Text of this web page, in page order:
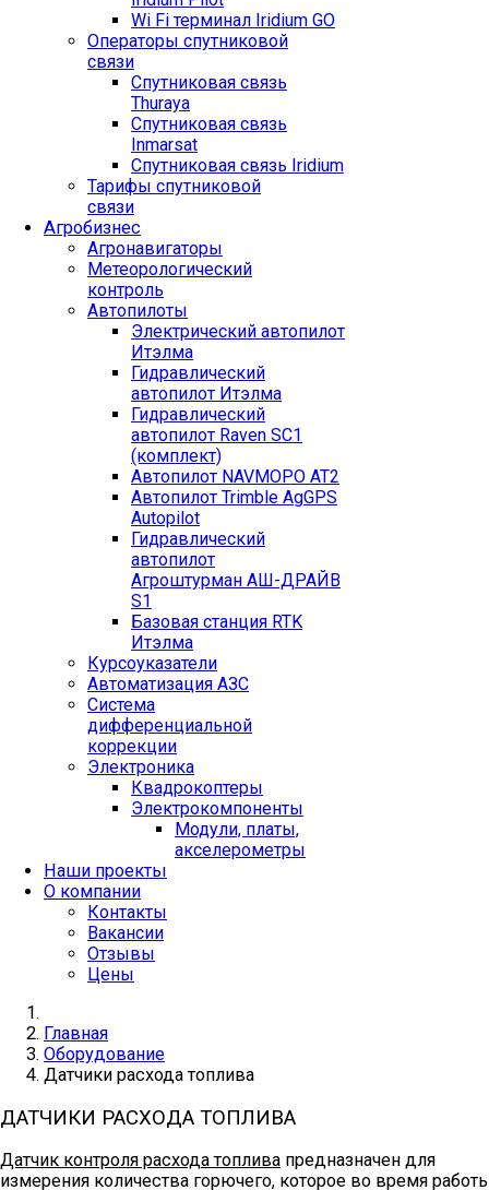
Wi Fi терминал Iridium GO
Операторы спутниковой
связи
Спутниковая связь
Thuraya
Спутниковая связь
Inmarsat
Спутниковая связь Iridium
Тарифы спутниковой
связи
Агробизнес
Агронавигаторы
Метеорологический
контроль
Автопилоты
Электрический автопилот
Итэлма
Гидравлический
автопилот Итэлма
Гидравлический
автопилот Raven SC1
(комплект)
Автопилот NAVMOPO AT2
Автопилот Trimble AgGPS
Autopilot
Гидравлический
автопилот
Агроштурман АШ-ДРАЙВ
S1
Базовая станция RTK
Итэлма
Курсоуказатели
Автоматизация АЗС
Система
дифференциальной
коррекции
Электроника
Квадрокоптеры
Электрокомпоненты
Модули, платы,
акселерометры
Наши проекты
О компании
Контакты
Вакансии
Отзывы
Цены
Главная
Оборудование
Датчики расхода топлива
ДАТЧИКИ РАСХОДА ТОПЛИВА
Датчик контроля расхода топлива предназначен для
измерения количества горючего, которое во время